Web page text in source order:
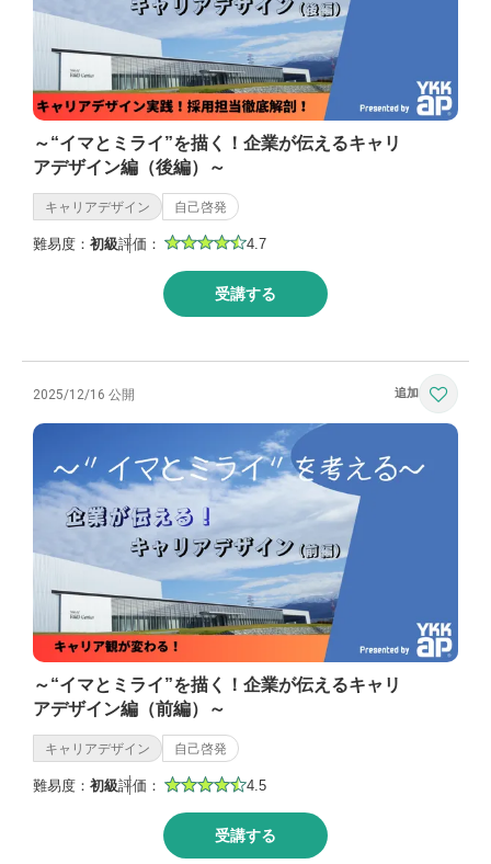
～“イマとミライ”を描く！企業が伝えるキャリ
アデザイン編（後編）～
キャリアデザイン 自己啓発
難易度： 初級評価： 4.7
受講する
2025/12/16 公開
～“イマとミライ”を描く！企業が伝えるキャリ
アデザイン編（前編）～
キャリアデザイン 自己啓発
難易度： 初級評価： 4.5
受講する